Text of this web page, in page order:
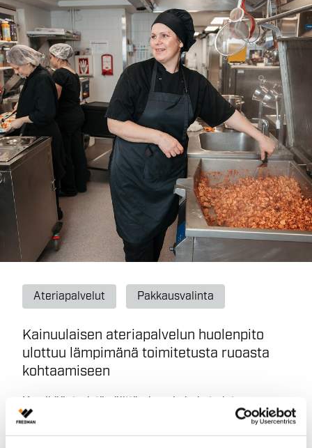
Ateriapalvelut Pakkausvalinta
Kainuulaisen ateriapalvelun huolenpito
ulottuu lämpimänä toimitetusta ruoasta
kohtaamiseen
maukasta ruokaa yhdistyvät yritystoiminnassa,
syntyy jotain astetta syvempää.